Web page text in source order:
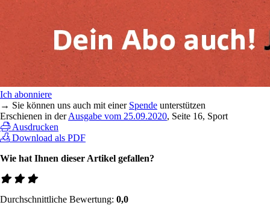
Ich abonniere
→ Sie können uns auch mit einer Spende unterstützen
Erschienen in derAusgabe vom 25.09.2020, Seite 16, Sport
Ausdrucken
Download als PDF
Wie hat Ihnen dieser Artikel gefallen?
Durchschnittliche Bewertung: 0,0